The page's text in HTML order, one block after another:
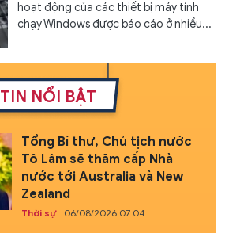
hoạt động của các thiết bị máy tính
chạy Windows được báo cáo ở nhiều...
TIN NỔI BẬT
Tổng Bí thư, Chủ tịch nước
Tô Lâm sẽ thăm cấp Nhà
nước tới Australia và New
Zealand
Thời sự 06/08/2026 07:04